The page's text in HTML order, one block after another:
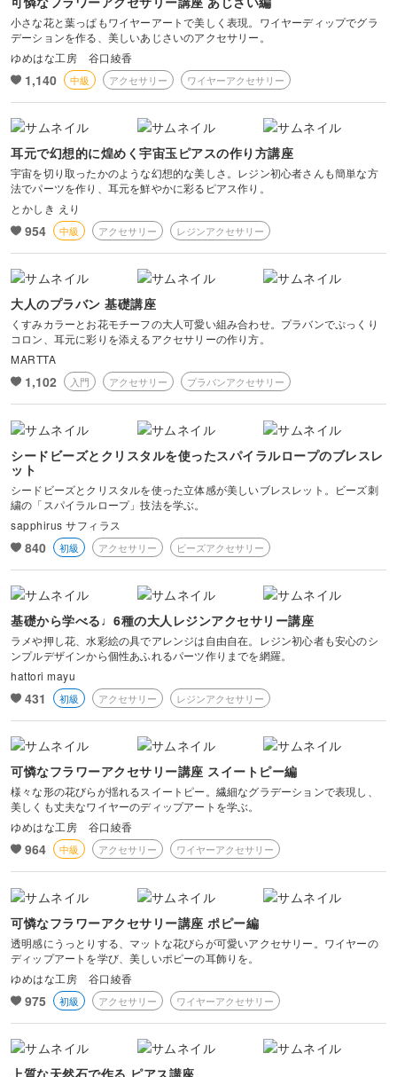
小さな花と葉っぱもワイヤーアートで美しく表現。ワイヤーディップでグラ
デーションを作る、美しいあじさいのアクセサリー。
ゆめはな工房 谷口綾香
1,140 中級 アクセサリー ワイヤーアクセサリー
耳元で幻想的に煌めく宇宙玉ピアスの作り方講座
宇宙を切り取ったかのような幻想的な美しさ。レジン初心者さんも簡単な方
法でパーツを作り、耳元を鮮やかに彩るピアス作り。
とかしき えり
954 中級 アクセサリー レジンアクセサリー
大人のプラバン 基礎講座
くすみカラーとお花モチーフの大人可愛い組み合わせ。プラバンでぷっくり
コロン、耳元に彩りを添えるアクセサリーの作り方。
MARTTA
1,102 入門 アクセサリー プラバンアクセサリー
シードビーズとクリスタルを使ったスパイラルロープのブレスレ
ット
シードビーズとクリスタルを使った立体感が美しいブレスレット。ビーズ刺
繍の「スパイラルロープ」技法を学ぶ。
sapphirus サフィラス
840 初級 アクセサリー ビーズアクセサリー
基礎から学べる♩6種の大人レジンアクセサリー講座
ラメや押し花、水彩絵の具でアレンジは自由自在。レジン初心者も安心のシ
ンプルデザインから個性あふれるパーツ作りまでを網羅。
hattori mayu
431 初級 アクセサリー レジンアクセサリー
可憐なフラワーアクセサリー講座 スイートピー編
様々な形の花びらが揺れるスイートピー。繊細なグラデーションで表現し、
美しくも丈夫なワイヤーのディップアートを学ぶ。
ゆめはな工房 谷口綾香
964 中級 アクセサリー ワイヤーアクセサリー
可憐なフラワーアクセサリー講座 ポピー編
透明感にうっとりする、マットな花びらが可愛いアクセサリー。ワイヤーの
ディップアートを学び、美しいポピーの耳飾りを。
ゆめはな工房 谷口綾香
975 初級 アクセサリー ワイヤーアクセサリー